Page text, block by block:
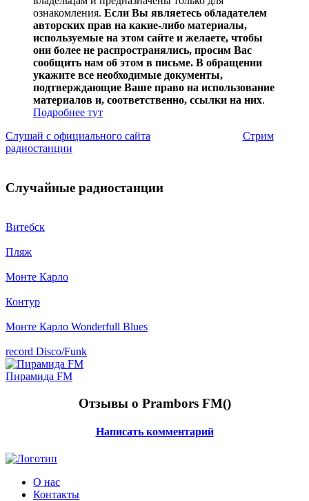
ознакомления. Если Вы являетесь обладателем
авторских прав на какие-либо материалы,
используемые на этом сайте и желаете, чтобы
они более не распространялись, просим Вас
сообщить нам об этом в письме. В обращении
укажите все необходимые документы,
подтверждающие Ваше право на использование
материалов и, соответственно, ссылки на них.
Подробнее тут
Слушай с официального сайта
Стрим
радиостанции
Случайные радиостанции
Витебск
Пляж
Монте Карло
Контур
Монте Карло Wonderfull Blues
record Disco/Funk
Пирамида FM
Отзывы о Prambors FM()
Написать комментарий
О нас
Контакты